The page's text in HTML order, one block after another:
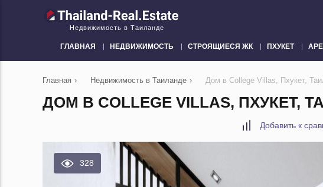
Недвижимость в Таиланде
ГЛАВНАЯ НЕДВИЖИМОСТЬ СТРОЯЩИЕСЯ ЖК ПХУКЕТ
Главная › Недвижимость в Таиланде › Дом в College Villas, Пхукет,
ДОМ В COLLEGE VILLAS,
Добавить к
328